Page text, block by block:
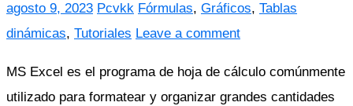
agosto 9, 2023 Pcvkk Fórmulas, Gráficos, Tablas
dinámicas, Tutoriales Leave a comment
MS Excel es el programa de hoja de cálculo comúnmente
utilizado para formatear y organizar grandes cantidades